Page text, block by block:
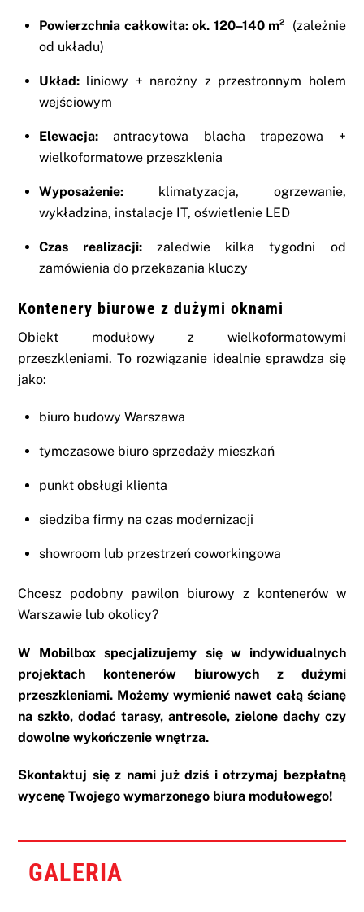
Powierzchnia całkowita: ok. 120–140 m² (zależnie
od układu)
Układ: liniowy + narożny z przestronnym holem
wejściowym
Elewacja: antracytowa blacha trapezowa +
wielkoformatowe przeszklenia
Wyposażenie: klimatyzacja, ogrzewanie,
wykładzina, instalacje IT, oświetlenie LED
Czas realizacji: zaledwie kilka tygodni od
zamówienia do przekazania kluczy
Kontenery biurowe z dużymi oknami
Obiekt modułowy z wielkoformatowymi
przeszkleniami. To rozwiązanie idealnie sprawdza się
jako:
biuro budowy Warszawa
tymczasowe biuro sprzedaży mieszkań
punkt obsługi klienta
siedziba firmy na czas modernizacji
showroom lub przestrzeń coworkingowa
Chcesz podobny pawilon biurowy z kontenerów w
Warszawie lub okolicy?
W Mobilbox specjalizujemy się w indywidualnych
projektach kontenerów biurowych z dużymi
przeszkleniami. Możemy wymienić nawet całą ścianę
na szkło, dodać tarasy, antresole, zielone dachy czy
dowolne wykończenie wnętrza.
Skontaktuj się z nami już dziś i otrzymaj bezpłatną
wycenę Twojego wymarzonego biura modułowego!
GALERIA